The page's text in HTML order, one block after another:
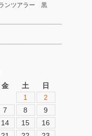
ランツアラー 黒
金 土
日
1
2
7 8
9
14 15
16